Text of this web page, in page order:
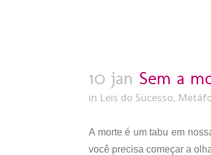
10 jan Sem a
in Leis do Sucesso,
A morte é um tabu em
você precisa começar a